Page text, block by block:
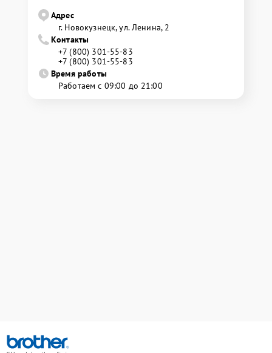
Адрес
г. Новокузнецк, ул. Ленина, 2
Контакты
+7 (800) 301-55-83
+7 (800) 301-55-83
Время работы
Работаем с 09:00 до 21:00